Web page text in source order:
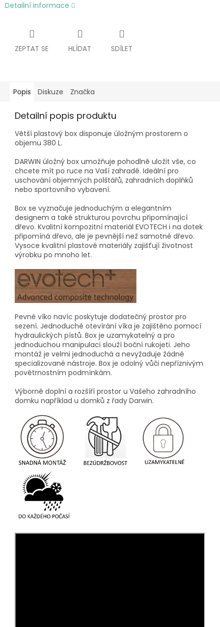
Detailní informace
ZEPTAT SE HLÍDAT SDÍLET
Popis Diskuze Značka
Detailní popis produktu
Větší plastový box disponuje úložným prostorem o
objemu 380 L.
DARWIN úložný box umožňuje pohodlně uložit vše, co
chcete mít po ruce na Vaší zahradě. Ideální pro
uschování objemných polštářů, zahradních doplňků
nebo sportovního vybavení.
Box se vyznačuje jednoduchým a elegantním
designem a také strukturou povrchu připomínající
dřevo. Kvalitní kompozitní materiál EVOTECH i na dotek
připomíná dřevo, ale je pevnější než samotné dřevo.
Vysoce kvalitní plastové materiály zajišťují životnost
výrobku po mnoho let.
Pevné víko navíc poskytuje dodatečný prostor pro
sezení. Jednoduché otevírání víka je zajištěno pomocí
hydraulických pístů. Box je uzamykatelný a pro
jednoduchou manipulaci slouží boční rukojeti. Jeho
montáž je velmi jednoduchá a nevyžaduje žádné
specializované nástroje. Box je odolný vůči nepříznivým
povětrnostním podmínkám.
Výborně doplní a rozšíří prostor u Vašeho zahradního
domku například u domků z řady Darwin.